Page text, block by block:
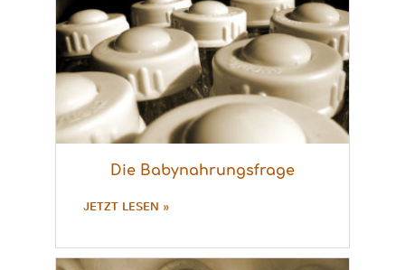
Die Babynahrungsfrage
JETZT LESEN »